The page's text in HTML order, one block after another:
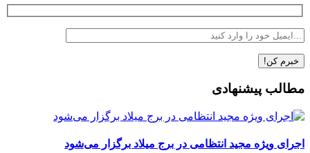
مطالب پیشنهادی
اجرای ویژه مجید انتظامی در برج میلاد برگزار می‌شود